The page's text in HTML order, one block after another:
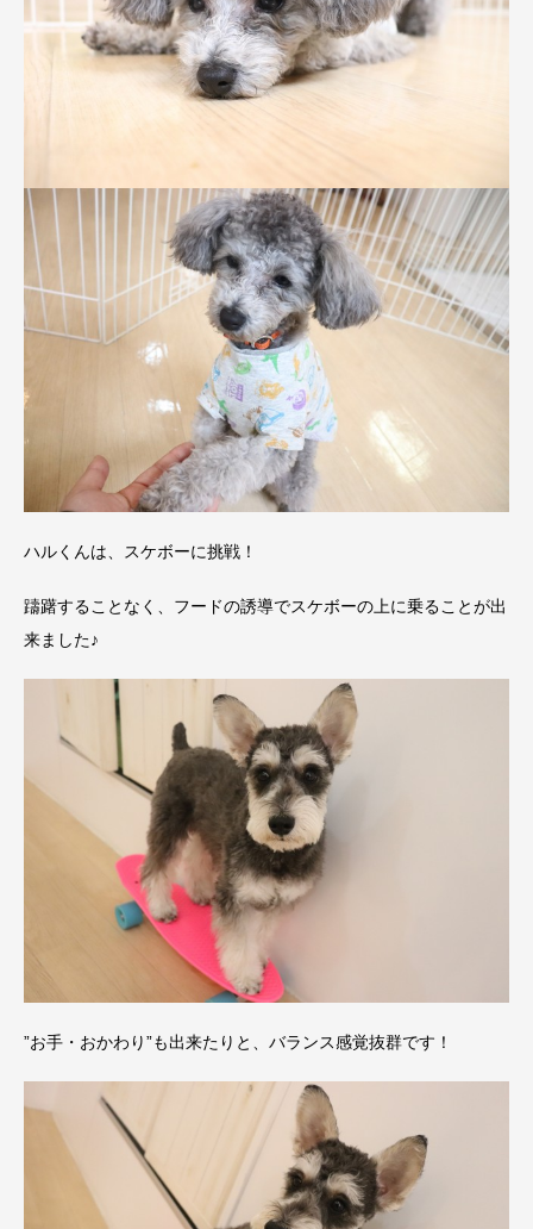
ハルくんは、スケボーに挑戦！
躊躇することなく、フードの誘導でスケボーの上に乗ることが出
来ました♪
”お手・おかわり”も出来たりと、バランス感覚抜群です！